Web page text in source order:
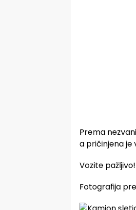
Prema
a pričinjena
Vozite pažljivo!
Fotografija